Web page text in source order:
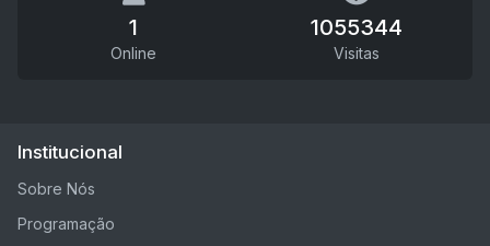
1
Online
1055344
Visitas
Institucional
Sobre Nós
Programação